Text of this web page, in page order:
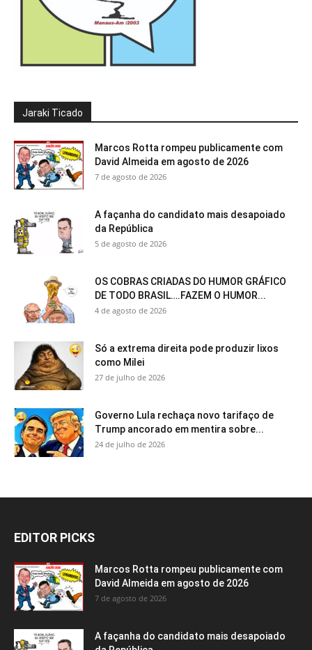
Jaraki Ticado
Marcos Rotta rompeu publicamente com
David Almeida em agosto de 2026
7 de agosto de 2026
A façanha do candidato mais desapoiado
da República
5 de agosto de 2026
OS COBRAS CRIADAS DO HUMOR GRÁFICO
DE TODO BRASIL….FAZEM O HUMOR...
4 de agosto de 2026
Só a extrema direita pode produzir lixos
como Milei
27 de julho de 2026
Governo Lula rechaça novo tarifaço de
Trump ancorado em mentira sobre...
24 de julho de 2026
EDITOR PICKS
Marcos Rotta rompeu publicamente com
David Almeida em agosto de 2026
7 de agosto de 2026
A façanha do candidato mais desapoiado